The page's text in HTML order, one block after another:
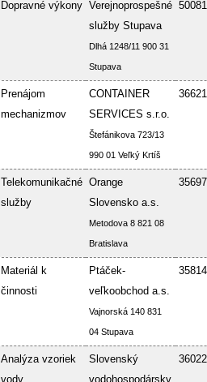
Dopravné výkony Verejnoprospešné
služby Stupava
Dlhá 1248/11 900 31
Stupava
Prenájom
mechanizmov
CONTAINER
SERVICES s.r.o.
Štefánikova 723/13
990 01 Veľký Krtíš
Telekomunikačné
služby
Orange
Slovensko a.s.
Metodova 8 821 08
Bratislava
Materiál k
činnosti
Ptáček-
veľkoobchod a.s.
Vajnorská 140 831
04 Stupava
Analýza vzoriek
vody
Slovenský
vodohospodársky